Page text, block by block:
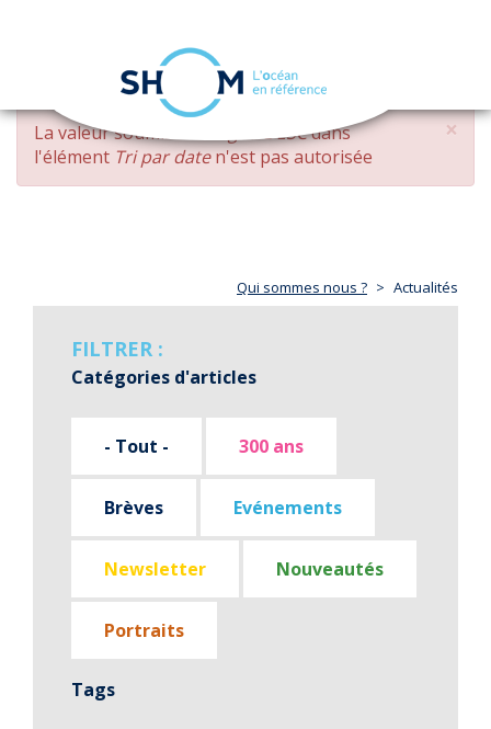
Aller
contenu
principal
navigation
×
MESSAGE
D'ERREUR
La valeur soumise changed DESCdans
l'élément Tri par daten'est pas autorisée
Qui sommes nous ? Actualités
FILTRER :
Catégories d'articles
- Tout - 300 ans
Brèves Evénements
Newsletter Nouveautés
Portraits
Tags